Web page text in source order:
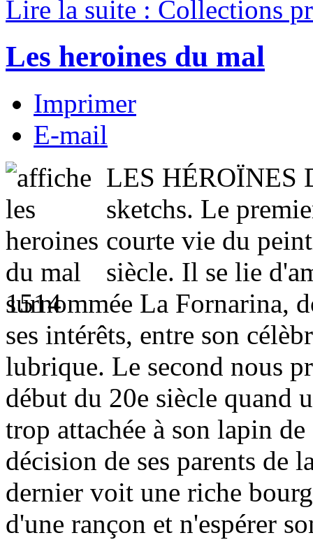
Lire la suite : Collections
Les heroines du mal
Imprimer
E-mail
LES HÉROÏNES
sketchs. Le
courte vie du
siècle. Il se lie
surnommée La Fornarina,
ses intérêts, entre son
lubrique. Le second nous
début du 20e siècle quand
trop attachée à son lapin
décision de ses parents de
dernier voit une riche
d'une rançon et n'espérer